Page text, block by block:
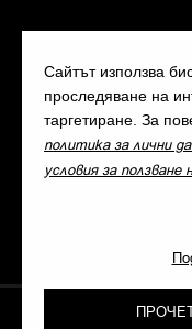
Сайтът използва
проследяване на
таргетиране. За
политика за лични
условия за ползване